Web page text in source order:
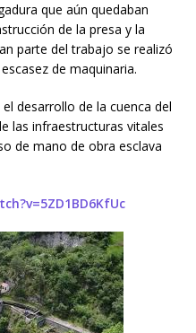
que aún quedaban
de la presa y la
parte del trabajo se realizó
de maquinaria.
desarrollo de la cuenca del
las infraestructuras vitales
de mano de obra esclava